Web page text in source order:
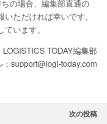
の場合、編集部直通の
ただければ幸いです。
います。
LOGISTICS TODAY編集部
：support@logi-today.com
次の投稿